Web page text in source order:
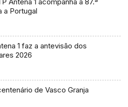
Antena 1 acompanha a 87.ª
a Portugal
1 faz a antevisão dos
2026
de Vasco Granja